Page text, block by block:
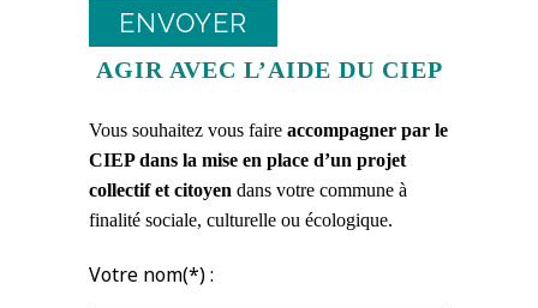
AGIR AVEC L’AIDE DU CIEP
Vous souhaitez vous faire accompagner par le
CIEP dans la mise en place d’un projet
collectif et citoyen dans votre commune à
finalité sociale, culturelle ou écologique.
Votre nom(*) :